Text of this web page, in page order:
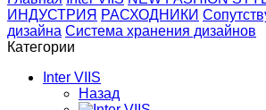
ИНДУСТРИЯ РАСХОДНИКИ
дизайна Система хранения дизайнов
Категории
Inter VIIS
Назад